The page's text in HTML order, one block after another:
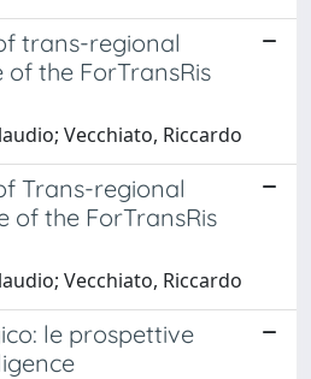
trans-regional
of the ForTransRis
Vecchiato, Riccardo
Trans-regional
of the ForTransRis
Vecchiato, Riccardo
le prospettive